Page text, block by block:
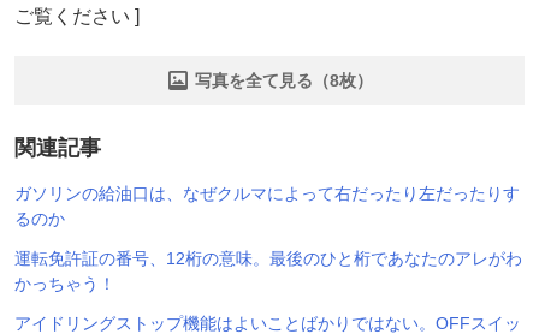
ご覧ください ]
写真を全て見る（8枚）
関連記事
ガソリンの給油口は、なぜクルマによって右だったり左だったりす
るのか
運転免許証の番号、12桁の意味。最後のひと桁であなたのアレがわ
かっちゃう！
アイドリングストップ機能はよいことばかりではない。OFFスイッ